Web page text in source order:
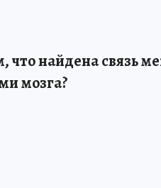
что найдена связь
мозга?